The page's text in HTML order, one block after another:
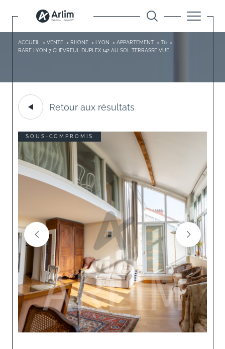
ACCUEIL VENTE RHONE LYON APPARTEMENT
T6
RARE LYON 7 CHEVREUL DUPLEX 142 AU SOL TERRASSE VUE
Retour aux résultats
SOUS-COMPROMIS